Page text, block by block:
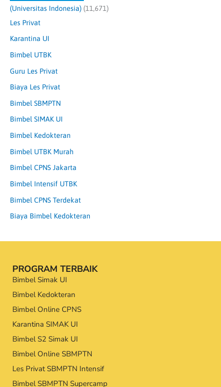
(Universitas Indonesia) (11,671)
Les Privat
Karantina UI
Bimbel UTBK
Guru Les Privat
Biaya Les Privat
Bimbel SBMPTN
Bimbel SIMAK UI
Bimbel Kedokteran
Bimbel UTBK Murah
Bimbel CPNS Jakarta
Bimbel Intensif UTBK
Bimbel CPNS Terdekat
Biaya Bimbel Kedokteran
PROGRAM TERBAIK
Bimbel Simak UI
Bimbel Kedokteran
Bimbel Online CPNS
Karantina SIMAK UI
Bimbel S2 Simak UI
Bimbel Online SBMPTN
Les Privat SBMPTN Intensif
Bimbel SBMPTN Supercamp